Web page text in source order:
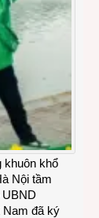
khuôn khổ
Nội tầm
Nam đã ký